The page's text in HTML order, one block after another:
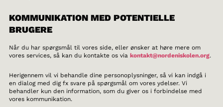
KOMMUNIKATION MED POTENTIELLE
BRUGERE
Når du har spørgsmål til vores side, eller ønsker at høre mere om
vores services, så kan du kontakte os via kontakt@nordeniskolen.org.
Herigennem vil vi behandle dine personoplysninger, så vi kan indgå i
en dialog med dig fx svare på spørgsmål om vores ydelser. Vi
behandler kun den information, som du giver os i forbindelse med
vores kommunikation.